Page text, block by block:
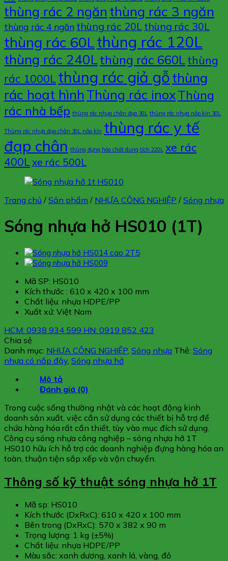
thùng rác 2 ngăn thùng rác 3 ngăn
thùng rác 4 ngăn thùng rác 20L thùng rác 30L
thùng rác 60Lthùng rác 120L
thùng rác 240Lthùng rác 660Lthùng
rác 1000Lthùng rác giả gỗthùng
rác hoạt hìnhThùng rác inoxThùng
rác nhà bếp thùng rác nhựa chân đạp 30L thùng rác nhựa nắp kín 30L
Thùng rác nhựa đạp chân 30L nắp kín thùng rác y tế
đạp chân thùng đựng hóa chất dung tích 220L xe rác
400Lxe rác 500L
Trang chủ / Sản phẩm / NHỰA CÔNG NGHIỆP / Sóng nhựa
Sóng nhựa hở HS010 (1T)
Mã SP: HS010
Kích thước : 610 x 420 x 100 mm
Chất liệu: nhựa HDPE/PP
Xuất xứ: Việt Nam
HCM: 0938 934 599 HN: 0919 852 423
Chia sẻ
Danh mục: NHỰA CÔNG NGHIỆP Sóng nhựa Thẻ: Sóng
nhựa có nắp đậy Sóng nhựa hở
Mô tả
Đánh giá (0)
Trong cuộc sống thường nhật và các hoạt động kinh
doanh sản xuất, việc cần sử dụng các thiết bị hỗ trợ để
chứa hàng hóa rất cần thiết, tùy vào mục đích sử dụng.
Công cụ sóng nhựa công nghiệp – sóng nhựa hở 1T
HS010 hữu ích hỗ trợ các doanh nghiệp đựng hàng hóa an
toàn, thuận tiện sắp xếp và vận chuyển.
Thông số kỹ thuật sóng nhựa hở 1T
Mã sp: HS010
Kích thước (DxRxC): 610 x 420 x 100 mm
Bên trong (DxRxC): 570 x 382 x 90 m
Trọng lượng: 1 kg (±5%)
Chất liệu: nhựa HDPE/PP
Màu sắc: xanh dương, xanh lá, vàng, đỏ